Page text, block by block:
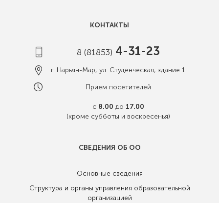
КОНТАКТЫ
8 (81853) 4-31-23
г. Нарьян-Мар, ул. Студенческая, здание 1
Прием посетителей
с 8.00 до 17.00
(кроме субботы и воскресенья)
СВЕДЕНИЯ ОБ ОО
Основные сведения
Структура и органы управления образовательной
организацией